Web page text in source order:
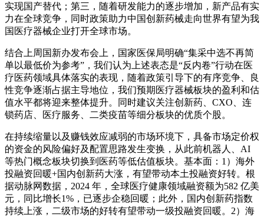
实现国产替代；第三，随着研发能力的逐步增加，新产品有实
力在全球竞争，同时政策助力中国创新药械走向世界有望为我
国医疗器械企业打开全球市场。
结合上周国新办发布会上，国家医保局明确“集采中选不再简
单以最低价为参考”，我们认为上述表态是“反内卷”行动在医
疗医药领域具体落实的表现，随着政策引导下的有序竞争、良
性竞争逐渐占据主导地位，我们预期医疗器械板块的盈利和估
值水平都将迎来整体提升。同时建议关注创新药、CXO、连
锁药店、医疗服务、二类疫苗等细分板块的优质个股。
在持续缩量以及赚钱效应减弱的市场环境下，具备市场定价权
的资金的风险偏好及配置思路发生变换，从此前机器人、AI
等热门概念板块切换到医药等低估值板块。基本面：1）海外
投融资回暖+国内创新药大涨，有望带动本土投融资好转。根
据动脉网数据，2024 年，全球医疗健康领域融资额为582 亿美
元，同比增长1%，已逐步企稳回暖；此外，国内创新药指数
持续上涨，二级市场的好转有望带动一级投融资回暖。2）海